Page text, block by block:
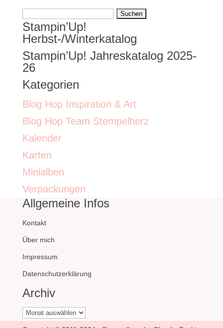
Suchen
nach:
Stampin’Up!
Herbst-/Winterkatalog
Stampin’Up! Jahreskatalog 2025-
26
Kategorien
Blog Hop Inspiration & Art
Blog Hop Team Stempelherz
Kalender
Karten
Minialben
Verpackungen
Allgemeine Infos
Kontakt
Über mich
Impressum
Datenschutzerklärung
Archiv
Archiv